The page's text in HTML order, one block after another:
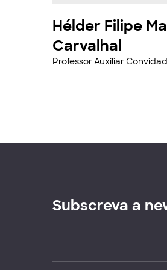
Hélder Filipe
Carvalhal
Professor Auxiliar
Subscreva a